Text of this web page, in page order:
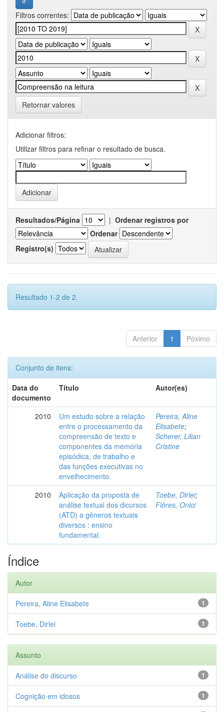
Filtros correntes:
Retornar valores
Adicionar filtros:
Utilizar filtros para refinar o resultado de busca.
Resultados/Página | Ordenar registros por
Ordenar
Registro(s)
Resultado 1-2 de 2.
Anterior 1 Póximo
Conjunto de itens:
Data do
documento
Título Autor(es)
2010
Um estudo sobre a relação
entre o processamento da
compreensão de texto e
componentes da memória
episódica, de trabalho e
das funções executivas no
envelhecimento.
Pereira, Aline
Elisabete;
Scherer, Lilian
Cristine
2010
Aplicação da proposta de
análise textual dos dicursos
(ATD) a gêneros textuais
diversos : ensino
fundamental.
Toebe, Dirlei;
Flôres, Onici
Índice
Autor
1
Pereira, Aline Elisabete
1
Toebe, Dirlei
Assunto
1
Análise do discurso
1
Cognição em idosos